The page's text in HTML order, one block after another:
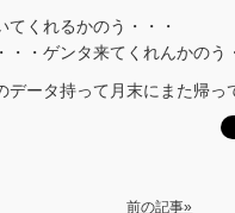
てくれるかのう・・・
・・ゲンタ来てくれんかのう
データ持って月末にまた帰っ
前の記事»